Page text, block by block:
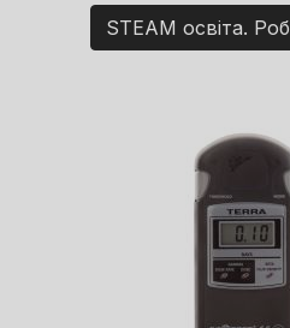
STEAM освіта.